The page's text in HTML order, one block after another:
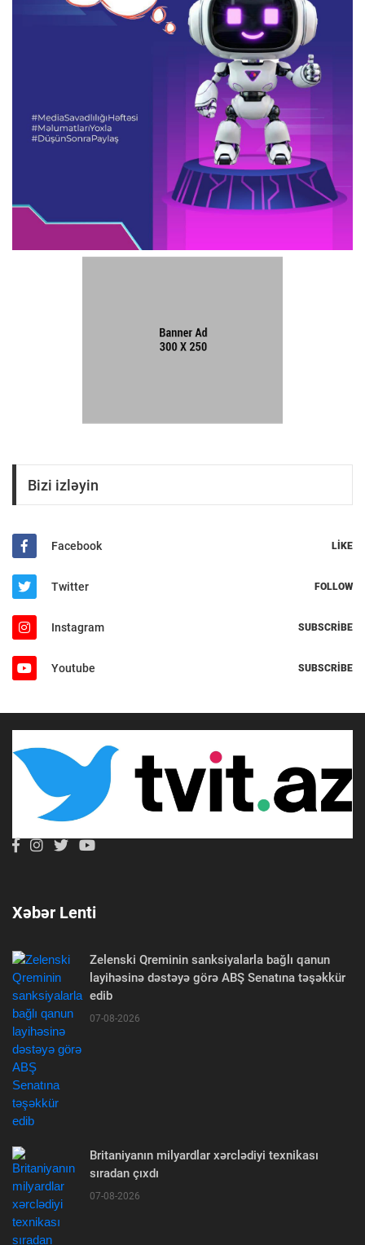
Bizi izləyin
Facebook LIKE
Twitter FOLLOW
Instagram SUBSCRIBE
Youtube SUBSCRIBE
Xəbər Lenti
Zelenski Qreminin sanksiyalarla bağlı qanun
layihəsinə dəstəyə görə ABŞ Senatına təşəkkür
edib
07-08-2026
Britaniyanın milyardlar xərclədiyi texnikası
sıradan çıxdı
07-08-2026